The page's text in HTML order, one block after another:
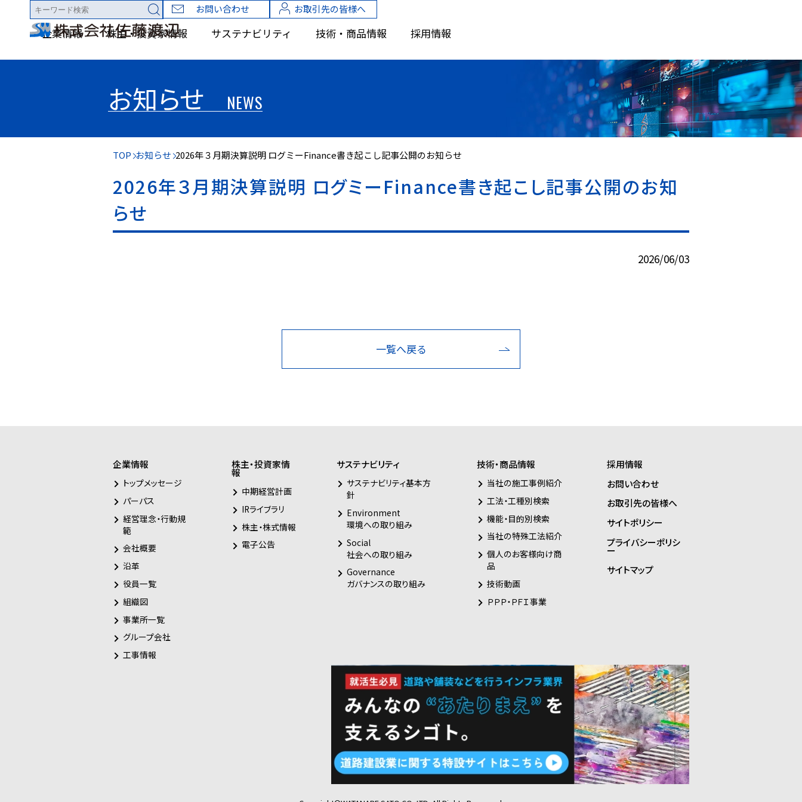
お問い合わせ お取引先の皆様へ
企業情報 株主・投資家情報 サステナビリティ 技術・商品情報 採用情報
お知らせ NEWS
TOP お知らせ 2026年３月期決算説明 ログミーFinance書き起こし記事公開のお知らせ
2026年３月期決算説明 ログミーFinance書き起こし記事公開のお知
らせ
2026/06/03
一覧へ戻る
企業情報
トップメッセージ
パーパス
経営理念・行動規
範
会社概要
沿革
役員一覧
組織図
事業所一覧
グループ会社
工事情報
株主・投資家情
報
中期経営計画
IRライブラリ
株主・株式情報
電子公告
サステナビリティ
サステナビリティ基本方
針
Environment
環境への取り組み
Social
社会への取り組み
Governance
ガバナンスの取り組み
技術・商品情報
当社の施工事例紹介
工法・工種別検索
機能・目的別検索
当社の特殊工法紹介
個人のお客様向け商
品
技術動画
ＰＰＰ・ＰＦＩ事業
採用情報
お問い合わせ
お取引先の皆様へ
サイトポリシー
プライバシーポリシ
ー
サイトマップ